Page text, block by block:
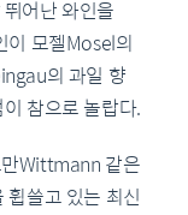
어난 와인을
이 모젤Mosel의
의 과일 향
참으로 놀랍다.
Wittmann 같은
휩쓸고 있는 최신